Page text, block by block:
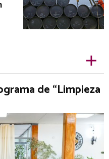
de “Limpieza